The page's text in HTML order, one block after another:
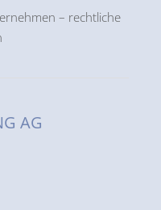
– rechtliche
AG